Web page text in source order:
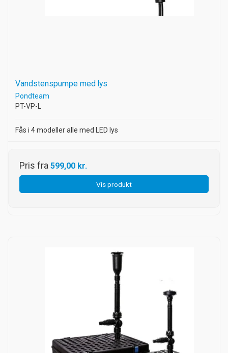
Vandstenspumpe med lys
Pondteam
PT-VP-L
Fås i 4 modeller alle med LED lys
Pris fra 599,00 kr.
Vis produkt